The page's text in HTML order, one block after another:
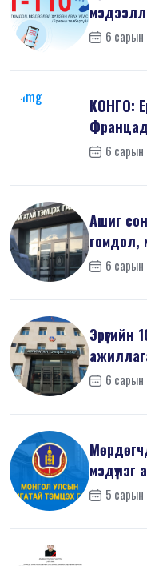
шин...
6
КОНГО:
Францад
6
Ашиг
гомдол,
6
6
5